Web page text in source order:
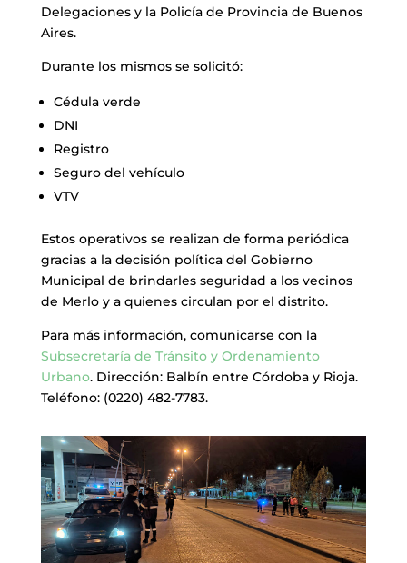
Delegaciones y la Policía de Provincia de Buenos
Aires.
Durante los mismos se solicitó:
Cédula verde
DNI
Registro
Seguro del vehículo
VTV
Estos operativos se realizan de forma periódica
gracias a la decisión política del Gobierno
Municipal de brindarles seguridad a los vecinos
de Merlo y a quienes circulan por el distrito.
Para más información, comunicarse con la
Subsecretaría de Tránsito y Ordenamiento
Urbano. Dirección: Balbín entre Córdoba y Rioja.
Teléfono: (0220) 482-7783.